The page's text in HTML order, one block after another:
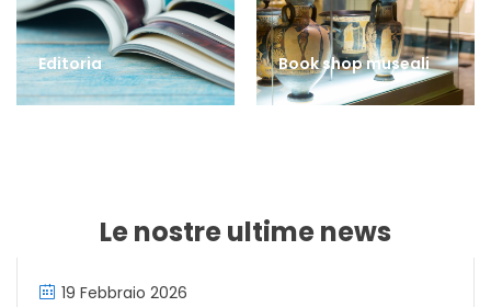
Editoria Book shop museali
Le nostre ultime news
19 Febbraio 2026